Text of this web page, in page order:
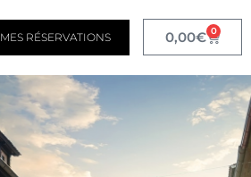
MES RÉSERVATIONS 0,00€ 0